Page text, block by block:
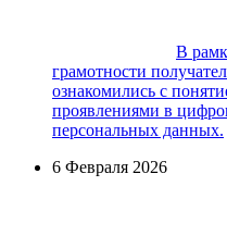
В
грамотности
ознакомились с
проявлениями в
персональных данных.
6 Февраля 2026